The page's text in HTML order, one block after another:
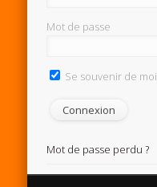
Mot de passe
Se souvenir de moi
Mot de passe perdu ?